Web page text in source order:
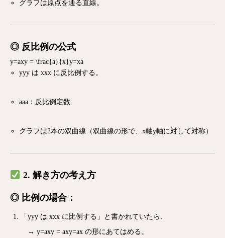
グラフは原点を通る直線。
◎ 反比例の公式
y=axy = \frac{a}{x}y=xa
yyy はxxx に反比例する。
aaa ：反比例定数
グラフは2本の双曲線（双曲線の形で、x軸y軸に対して対称）
2. 解き方の考え方
◎ 比例の場合：
「 yyy は xxx に比例する」と書かれていたら、
→ y=axy = axy=ax の形にあてはめる。